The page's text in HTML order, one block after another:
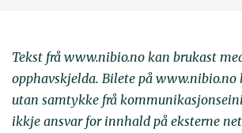
Tekst frå www.nibio.no kan brukast
opphavskjelda. Bilete på
utan samtykke frå
ikkje ansvar for innhald på eksterne